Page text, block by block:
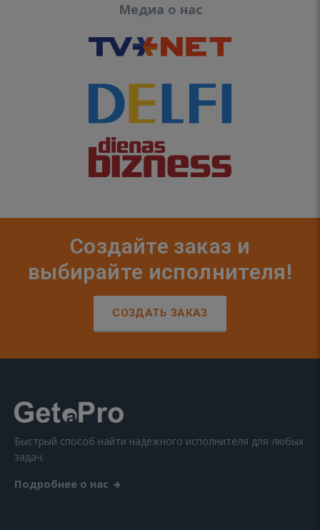
Медиа о нас
Создайте заказ и
выбирайте исполнителя!
СОЗДАТЬ ЗАКАЗ
Быстрый способ найти надежного исполнителя для любых
задач.
Подробнее о нас